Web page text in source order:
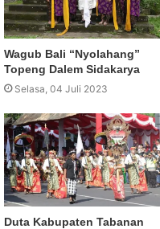
Wagub Bali “Nyolahang”
Topeng Dalem Sidakarya
Selasa, 04 Juli 2023
Duta Kabupaten Tabanan